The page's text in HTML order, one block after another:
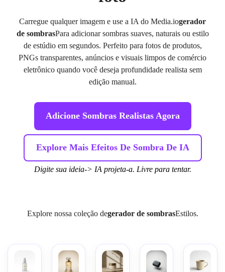
Carregue qualquer imagem e use a IA do Media.iogerador
de sombrasPara adicionar sombras suaves, naturais ou estilo
de estúdio em segundos. Perfeito para fotos de produtos,
PNGs transparentes, anúncios e visuais limpos de comércio
eletrônico quando você deseja profundidade realista sem
edição manual.
Adicione Sombras Realistas Agora
Explore Mais Efeitos De Sombra De IA
Digite sua ideia-> IA projeta-a. Livre para tentar.
Explore nossa coleção degerador de sombrasEstilos.